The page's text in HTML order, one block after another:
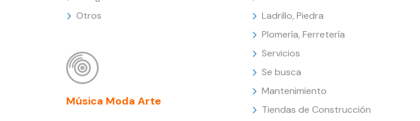
Otros
Música Moda Arte
Ladrillo, Piedra
Plomería, Ferretería
Servicios
Se busca
Mantenimiento
Tiendas de Construcción